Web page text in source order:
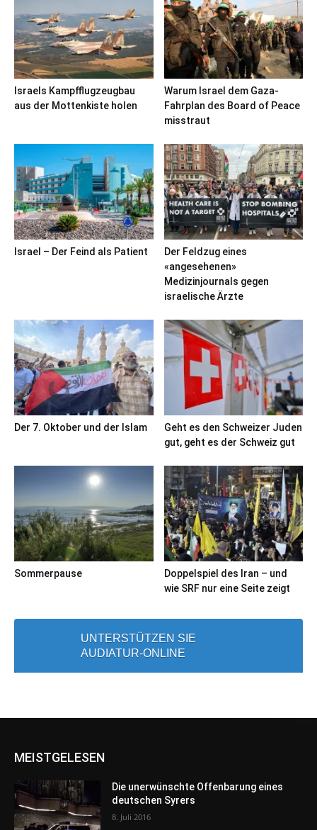
Israels Kampfflugzeugbau
aus der Mottenkiste holen
Warum Israel dem Gaza-
Fahrplan des Board of Peace
misstraut
Israel – Der Feind als Patient
Der Feldzug eines
«angesehenen»
Medizinjournals gegen
israelische Ärzte
Der 7. Oktober und der Islam
Geht es den Schweizer Juden
gut, geht es der Schweiz gut
Sommerpause
Doppelspiel des Iran – und
wie SRF nur eine Seite zeigt
UNTERSTÜTZEN SIE
AUDIATUR-ONLINE
MEISTGELESEN
Die unerwünschte Offenbarung eines
deutschen Syrers
8. Juli 2016